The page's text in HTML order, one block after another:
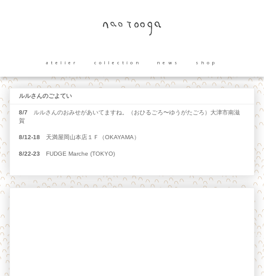
atelier collection news shop
ルルさんのごよてい
8/7 ルルさんのおみせがあいてますね。（おひるごろ〜ゆうがたごろ）大津市南滋
賀
8/12-18 天満屋岡山本店１Ｆ（OKAYAMA）
8/22-23 FUDGE Marche (TOKYO)